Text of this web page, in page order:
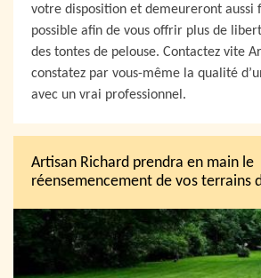
votre disposition et demeureront aussi
possible afin de vous offrir plus de
des tontes de pelouse. Contactez vite
constatez par vous-même la qualité
avec un vrai professionnel.
Artisan Richard prendra en main le
réensemencement de vos terrains